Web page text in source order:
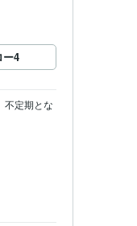
ー4
不定期とな